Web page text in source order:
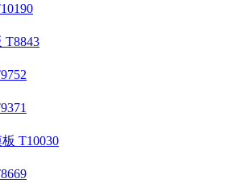
T8843
T10030